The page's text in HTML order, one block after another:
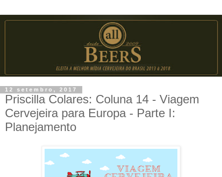
12 setembro, 2017
Priscilla Colares: Coluna 14 - Viagem
Cervejeira para Europa - Parte I:
Planejamento